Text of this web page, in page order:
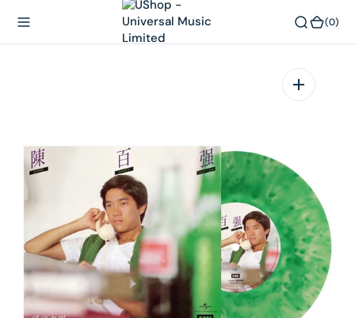
(0)
在
相